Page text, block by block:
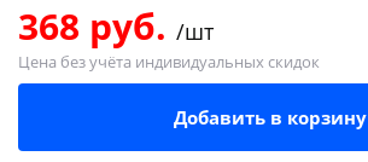
368 руб. /шт
Цена без учёта индивидуальных скидок
Добавить в корзину
выбранный способом
Оставшиеся75% будут
списыватьсяс вашей карты
по25%каждые 2 недели